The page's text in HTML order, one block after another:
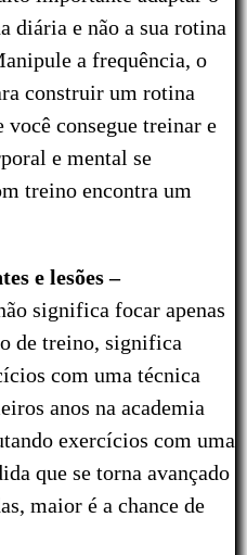
diária e não a sua rotina
a frequência, o
construir um rotina
você consegue treinar e
e mental se
treino encontra um
e lesões –
significa focar apenas
de treino, significa
com uma técnica
anos na academia
exercícios com uma
que se torna avançado
maior é a chance de